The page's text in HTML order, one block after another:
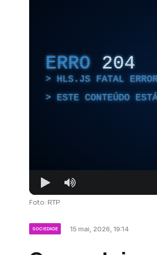
ERRO 204
HLS.JS FATAL
ESTE CONTEÚDO
Foto: RTP
SOCIEDADE 15 mai, 2026, 19:14